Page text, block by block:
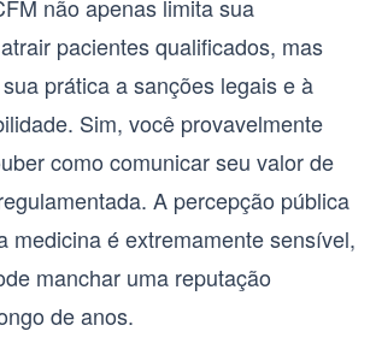
não apenas limita sua
pacientes qualificados, mas
prática a sanções legais e à
Sim, você provavelmente
como comunicar seu valor de
A percepção pública
medicina é extremamente sensível,
manchar uma reputação
de anos.